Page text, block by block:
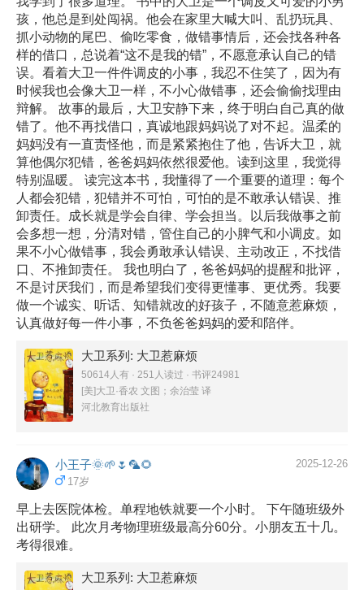
孩，他总是到处闯祸。他会在家里大喊大叫、乱扔玩具、
抓小动物的尾巴、偷吃零食，做错事情后，还会找各种各
样的借口，总说着“这不是我的错”，不愿意承认自己的错
误。看着大卫一件件调皮的小事，我忍不住笑了，因为有
时候我也会像大卫一样，不小心做错事，还会偷偷找理由
辩解。 故事的最后，大卫安静下来，终于明白自己真的做
错了。他不再找借口，真诚地跟妈妈说了对不起。温柔的
妈妈没有一直责怪他，而是紧紧抱住了他，告诉大卫，就
算他偶尔犯错，爸爸妈妈依然很爱他。读到这里，我觉得
特别温暖。 读完这本书，我懂得了一个重要的道理：每个
人都会犯错，犯错并不可怕，可怕的是不敢承认错误、推
卸责任。成长就是学会自律、学会担当。以后我做事之前
会多想一想，分清对错，管住自己的小脾气和小调皮。如
果不小心做错事，我会勇敢承认错误、主动改正，不找借
口、不推卸责任。 我也明白了，爸爸妈妈的提醒和批评，
不是讨厌我们，而是希望我们变得更懂事、更优秀。我要
做一个诚实、听话、知错就改的好孩子，不随意惹麻烦，
认真做好每一件小事，不负爸爸妈妈的爱和陪伴。
大卫系列: 大卫惹麻烦
50614人有 · 251人读过 · 书评24981
[美]大卫·香农 文图；余治莹 译
河北教育出版社
小王子🌞🌱🌷🦜🌻
17岁
2025-12-26
早上去医院体检。单程地铁就要一个小时。 下午随班级外
出研学。 此次月考物理班级最高分60分。小朋友五十几。
考得很难。
大卫系列: 大卫惹麻烦